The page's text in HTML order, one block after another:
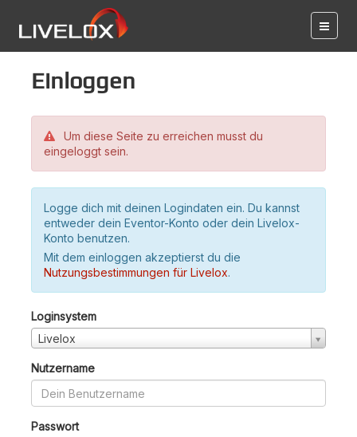
Einloggen
Um diese Seite zu erreichen musst du
eingeloggt sein.
Logge dich mit deinen Logindaten ein. Du kannst
entweder dein Eventor-Konto oder dein Livelox-
Konto benutzen.
Mit dem einloggen akzeptierst du die
Nutzungsbestimmungen für Livelox.
Loginsystem
Livelox
Nutzername
Passwort